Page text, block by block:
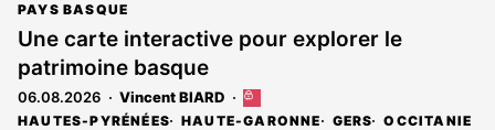
PAYS BASQUE
Une carte interactive pour explorer le
patrimoine basque
06.08.2026 Vincent BIARD
Cet
article
HAUTES-PYRÉNÉES HAUTE-GARONNE GERS OCCITANIE